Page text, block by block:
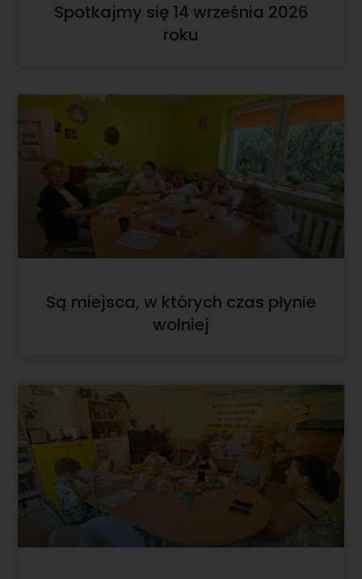
Spotkajmy się 14 września 2026
roku
Są miejsca, w których czas płynie
wolniej